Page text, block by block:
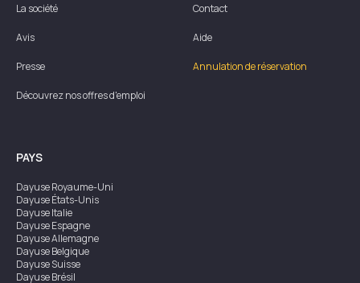
La société
Avis
Presse
Découvrez nos offres d'emploi
Contact
Aide
Annulation de réservation
PAYS
DayuseRoyaume-Uni
DayuseÉtats-Unis
DayuseItalie
DayuseEspagne
DayuseAllemagne
DayuseBelgique
DayuseSuisse
DayuseBrésil